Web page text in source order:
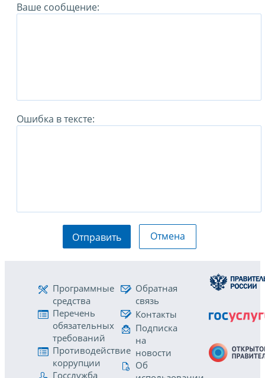
Ваше сообщение:
Ошибка в тексте:
Отправить Отмена
Программные
средства
Перечень
обязательных
требований
Противодействие
коррупции
Госслужба
Обратная
связь
Контакты
Подписка
на
новости
Об